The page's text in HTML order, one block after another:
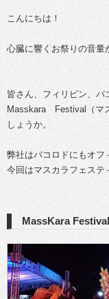
こんにちは！
心臓に響くお祭りの音量
皆さん、フィリピン、バ
Masskara Festival（マ
しょうか。
弊社はバコロドにもオフ
今回はマスカラフェステ
MassKara